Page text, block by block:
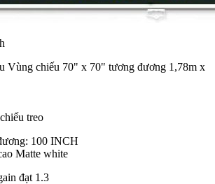
Vùng chiếu 70" x 70" tương đương 1,78m x
treo
100 INCH
Matte white
đạt 1.3